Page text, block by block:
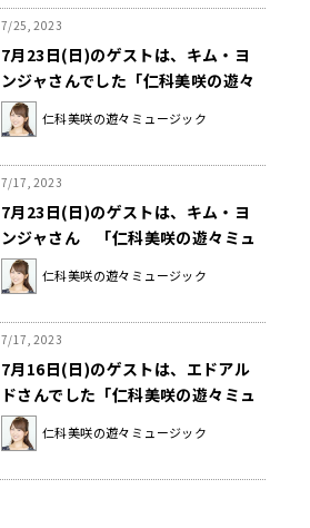
7/25, 2023
7月23日(日)のゲストは、キム・ヨ
ンジャさんでした「仁科美咲の遊々
ミュージック」
仁科美咲の遊々ミュージック
7/17, 2023
7月23日(日)のゲストは、キム・ヨ
ンジャさん 「仁科美咲の遊々ミュ
ージック」
仁科美咲の遊々ミュージック
7/17, 2023
7月16日(日)のゲストは、エドアル
ドさんでした「仁科美咲の遊々ミュ
ージック」
仁科美咲の遊々ミュージック